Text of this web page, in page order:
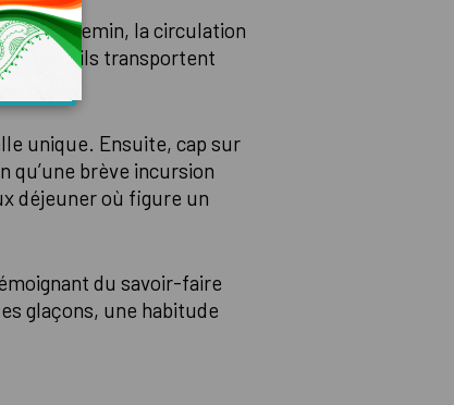
le chemin, la circulation
lorsqu’ils transportent
unique. Ensuite, cap sur
qu’une brève incursion
déjeuner où figure un
du savoir-faire
glaçons, une habitude